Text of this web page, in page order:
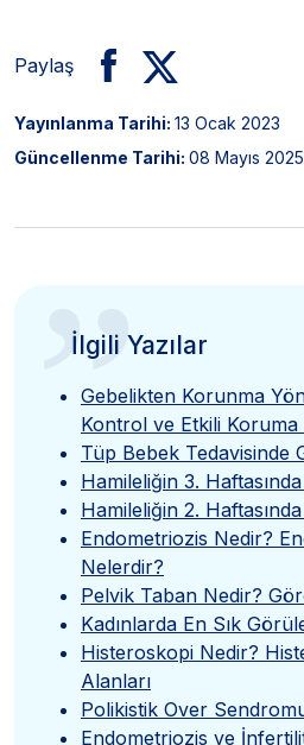
Paylaş
Yayınlanma Tarihi: 13 Ocak 2023
Güncellenme Tarihi: 08 Mayıs 2025
”
İlgili Yazılar
Gebelikten Korunma
Kontrol ve Etkili
Tüp Bebek Tedavisinde
Hamileliğin 3.
Hamileliğin 2.
Endometriozis Nedir?
Nelerdir?
Pelvik Taban Nedir?
Kadınlarda En Sık
Histeroskopi Nedir?
Alanları
Polikistik Over
Endometriozis ve